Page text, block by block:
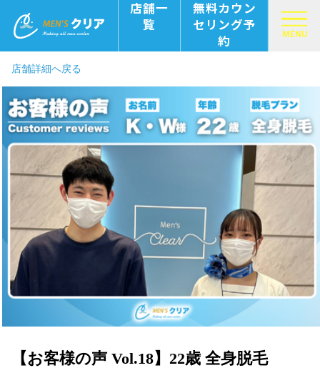
店舗一
覧
無料カウン
セリング予
約
MENU
店舗詳細へ戻る
【お客様の声 Vol.18】22歳 全身脱毛